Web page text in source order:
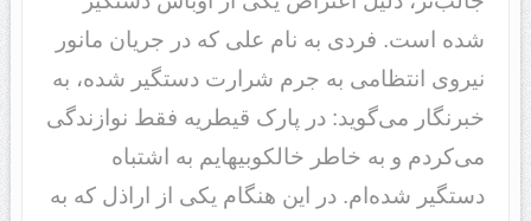
شده است. فردی به نام علی که در جریان مانور
نیروی انتظامی به جرم شرارت دستگیر شده، به
خبرنگار می‌گوید: در پارک قیطریه فقط نوازندگی
می‌کردم و به خاطر خالکوبیهایم به اشتباه
دستگیر شده‌ام. در این هنگام یکی از اراذل که به